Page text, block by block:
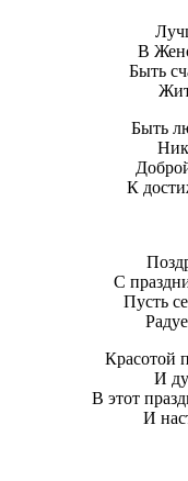
В
Быть
Быть
К
С
Пусть
Красотой
И
В этот
И